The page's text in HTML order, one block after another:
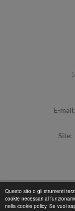
Questo sito o gli strumenti
cookie necessari al
nella cookie policy. Se vuoi
E-mail:
Site: